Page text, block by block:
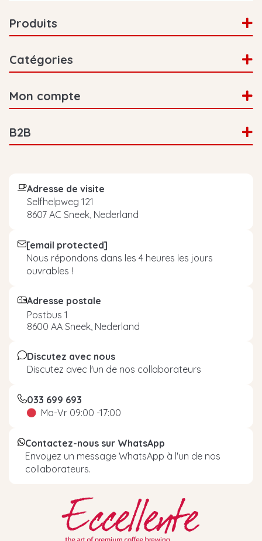
Produits
Catégories
Mon compte
B2B
Adresse de visite
Selfhelpweg 121
8607 AC Sneek, Nederland
[email protected]
Nous répondons dans les 4 heures les jours
ouvrables !
Adresse postale
Postbus 1
8600 AA Sneek, Nederland
Discutez avec nous
Discutez avec l'un de nos collaborateurs
033 699 693
Ma-Vr 09:00 -17:00
Contactez-nous sur WhatsApp
Envoyez un message WhatsApp à l'un de nos
collaborateurs.